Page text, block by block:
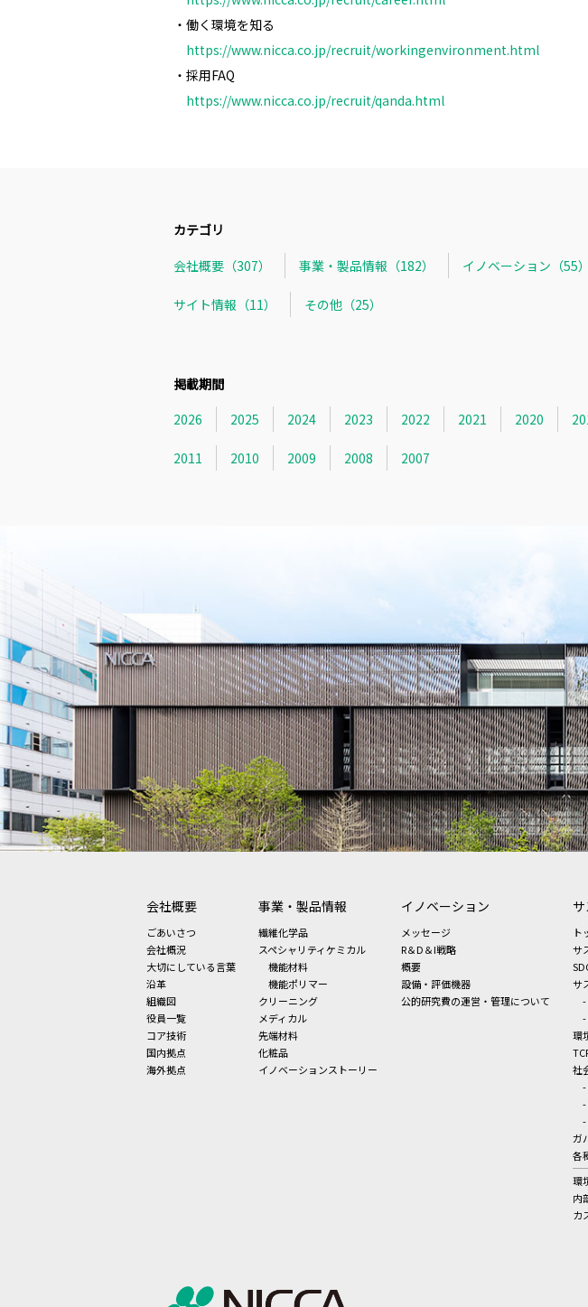
・働く環境を知る
https://www.nicca.co.jp/recruit/workingenvironment.html
・採用FAQ
https://www.nicca.co.jp/recruit/qanda.html
カテゴリ
会社概要（307）
事業・製品情報（182） イノベーション（55）
サイト情報（11） その他（25）
掲載期間
2026
2025 2024 2023 2022 2021 2020
2011 2010 2009 2008 2007
会社概要
ごあいさつ
会社概況
大切にしている言葉
沿革
組織図
役員一覧
コア技術
国内拠点
海外拠点
事業・製品情報
繊維化学品
スペシャリティケミカル
機能材料
機能ポリマー
クリーニング
メディカル
先端材料
化粧品
イノベーションストーリー
イノベーション
メッセージ
R＆D＆I戦略
概要
設備・評価機器
公的研究費の運営・管理について
ト
サ
サ
環
社
ガ
各
環
内
カ